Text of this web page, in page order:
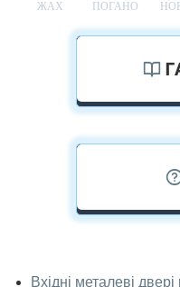
ЖАХ ПОГАНО
Вхідні металеві двері